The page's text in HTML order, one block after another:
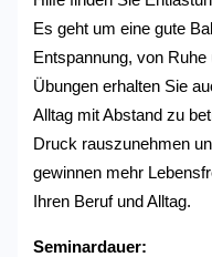
Es geht um eine gute
Entspannung, von
Übungen erhalten Sie
Alltag mit Abstand zu
Druck rauszunehmen
gewinnen mehr
Ihren Beruf und Alltag.
Seminardauer: